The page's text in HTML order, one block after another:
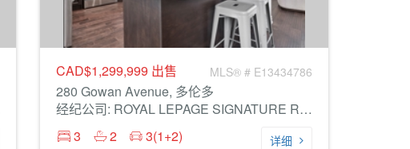
CAD$1,299,999 出售 MLS® # E13434786
280 Gowan Avenue, 多伦多
经纪公司: ROYAL LEPAGE SIGNATURE REALTY
3
2 3(1+2) 详细